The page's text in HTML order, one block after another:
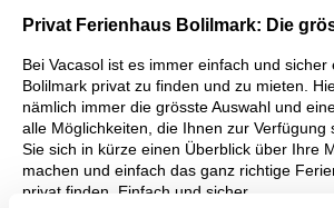
Privat Ferienhaus Bolilmark: Die
Bei Vacasol ist es immer einfach und sicher
Bolilmark privat zu finden und zu mieten.
nämlich immer die grösste Auswahl und
alle Möglichkeiten, die Ihnen zur Verfügung
Sie sich in kürze einen Überblick über Ihre
machen und einfach das ganz richtige
privat finden. Einfach und sicher.